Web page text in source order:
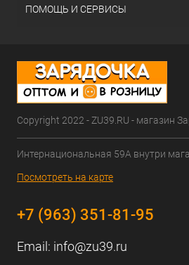
ПОМОЩЬ И СЕРВИСЫ
Copyright 2022 - ZU39.RU - магазин
Интернациональная 59А внутри
Посмотреть на карте
+7 (963) 351-81-95
Email: info@zu39.ru